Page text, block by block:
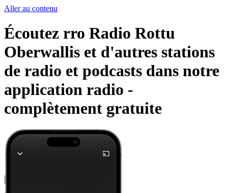
Aller au contenu
Écoutez rro Radio Rottu
Oberwallis et d'autres stations
de radio et podcasts dans notre
application radio -
complètement gratuite